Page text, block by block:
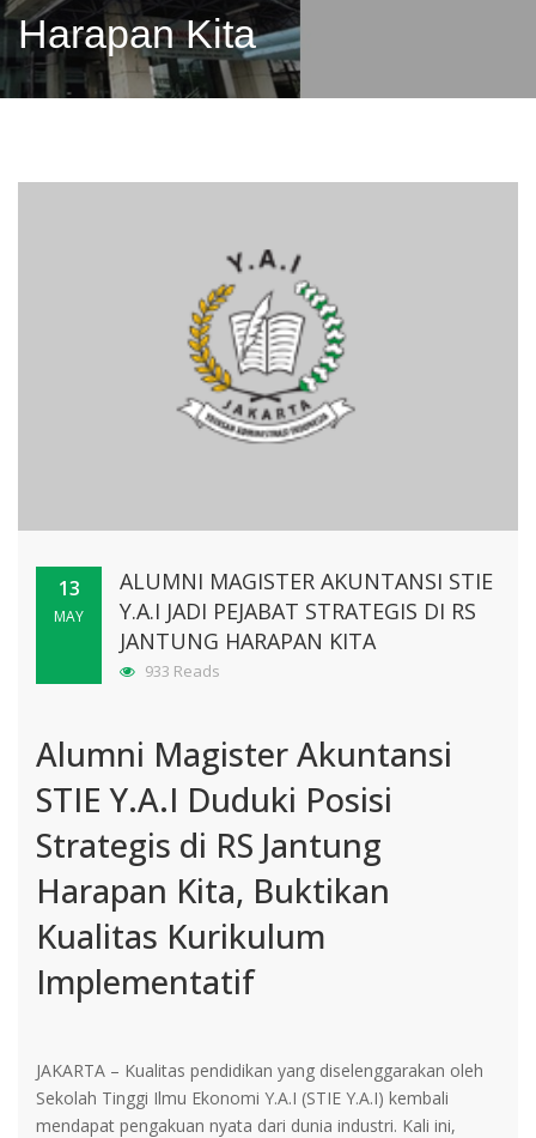
Harapan Kita
13
MAY
ALUMNI MAGISTER AKUNTANSI STIE
Y.A.I JADI PEJABAT STRATEGIS DI RS
JANTUNG HARAPAN KITA
933 Reads
Alumni Magister Akuntansi
STIE Y.A.I Duduki Posisi
Strategis di RS Jantung
Harapan Kita, Buktikan
Kualitas Kurikulum
Implementatif
JAKARTA – Kualitas pendidikan yang diselenggarakan oleh
Sekolah Tinggi Ilmu Ekonomi Y.A.I (STIE Y.A.I) kembali
mendapat pengakuan nyata dari dunia industri. Kali ini,